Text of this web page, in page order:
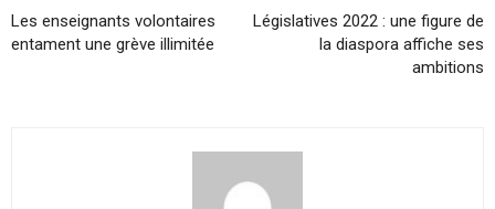
Les enseignants volontaires
entament une grève illimitée
Législatives 2022 : une figure de
la diaspora affiche ses
ambitions